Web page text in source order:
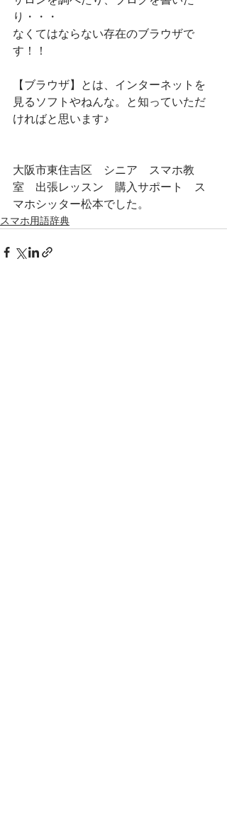
り・・・
なくてはならない存在のブラウザで
す！！
【ブラウザ】とは、インターネットを
見るソフトやねんな。と知っていただ
ければと思います♪
大阪市東住吉区　シニア　スマホ教
室　出張レッスン　購入サポート　ス
マホシッター松本でした。
スマホ用語辞典